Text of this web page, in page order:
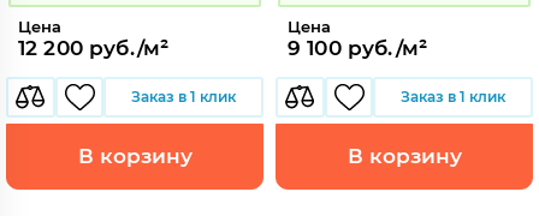
Цена
12 200 руб./м²
Заказ в 1 клик
В корзину
Цена
9 100 руб./м²
Заказ в 1 клик
В корзину